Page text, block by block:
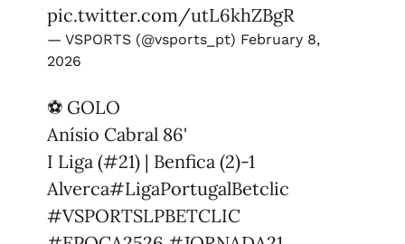
pic.twitter.com/utL6khZBgR
— VSPORTS (@vsports_pt) February 8,
2026
⚽ GOLO
Anísio Cabral 86'
I Liga (#21) | Benfica (2)-1
Alverca#LigaPortugalBetclic
#VSPORTSLPBETCLIC